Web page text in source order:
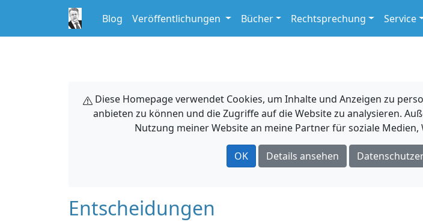
Blog Veröffentlichungen Bücher Rechtsprechung Service
Diese Homepage verwendet Cookies, um Inhalte und Anzeigen zu
anbieten zu können und die Zugriffe auf die Website zu analysieren.
Nutzung meiner Website an meine Partner für soziale Medien,
OK Details ansehen
Entscheidungen